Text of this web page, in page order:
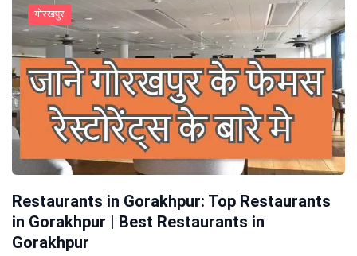
गोरखपुर
Restaurants in Gorakhpur: Top Restaurants
in Gorakhpur | Best Restaurants in
Gorakhpur